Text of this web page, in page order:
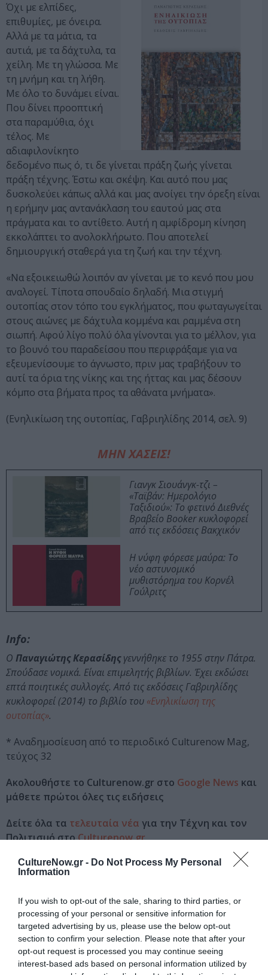
CultureNow.gr - Do Not Process My Personal
Information
If you wish to opt-out of the sale, sharing to third parties, or
processing of your personal or sensitive information for
targeted advertising by us, please use the below opt-out
section to confirm your selection. Please note that after your
opt-out request is processed you may continue seeing
interest-based ads based on personal information utilized by
Όχι με ελπίδες,
επιθυμίες, με όνειρα.
Αλλά με τα μάτια, τα
αυτιά, με τα δάχτυλα, τα
χείλη. Με τη γλώσσα. Με
τη μνήμη και τη λήθη.
Με όλο το δυνάμει είναι.
Που δίνει προοπτική
στα παραμύθια, όχι
τέλος. Με
αδιαφιλονίκητο
δεδομένο πως ό, τι δε γίνεται πράξη ζωής γίνεται
πράξη τέχνης. Έστω και σκέψη. Και αυτό που μας
δυσκολεύει κάπως αλλά και μας ανοίγει την όρεξη είναι
η ερήμην μας αντανάκλαση του εαυτού μας στα
πράγματα και το αντίθετο. Αυτή η αμφίδρομη κίνηση
εκκολάπτει το ανολοκλήρωτο. Που αποτελεί
δημιουργική σταθερά για τη ζωή και την τέχνη.
«Να εξοικειωθώ λοιπόν αν γίνεται με το κενό που μου
αναλογεί. Τίποτα σπουδαίο δηλαδή. Μια στιγμή
ουτοπίας στον τόπο του εγκλήματος, που φωταγωγείται
στους αιώνες με δάχτυλα κομμένα και ραμμένα στη
σιωπή. Αφού λίγο πολύ όλα γίνονται για το μέλλον, για
το βουνό του παραδείσου που περιφράξαμε για να
εξευμενίσουμε το άγνωστο, πριν μας τραβήξουν το
αυτί τα όρια της νίκης και της ήττας και μας δέσουν
κόμπο στα βήματα προς τα αθάνατα μνήματα».
(Ενηλικίωση της ουτοπίας, Γαβριηλίδης 2014, σελ. 9)
ΜΗΝ ΧΑΣΕΙΣ!
Γιανγκ Σιουάνγκ-τζι –
«Ταϊβάν: Ημερολόγιο
Ταξιδιού»: Το φετινό Διεθνές
Βραβείο Booker κυκλοφορεί
από τις εκδόσεις Βακχικόν
Η νύφη φόρεσε μαύρα: Το
νέο αστυνομικό
μυθιστόρημα του Κορνέλ
Γούλριτς
Info:
Ο Παναγιώτης Κερασίδηςγεννήθηκε το 1955 στην Πάτρα.
Σπούδασε νομικά. Είναι επιμελητής βιβλίων. Έχει εκδώσει
επτά ποιητικές συλλογές. Από τις εκδόσεις Γαβριηλίδης
κυκλοφορεί (2014) το βιβλίο του «Ενηλικίωση της
ουτοπίας».
* Αναδημοσίευση από το περιοδικό Culturenow Mag,
τεύχος 32
Ακολουθήστε το Culturenow.gr στο Google News και
μάθετε πρώτοι όλες τις ειδήσεις
Δείτε όλα τα τελευταία νέα για την Τέχνη και τον
Πολιτισμό στοCulturenow.gr
Νέοι Διαγωνισμοί❯
Tags
ΕΚΔΟΣΕΙΣ ΓΑΒΡΙΗΛΙΔΗΣ
ΠΑΝΑΓΙΩΤΗΣ ΚΕΡΑΣΙΔΗΣ
ΠΟΙΗΣΗ